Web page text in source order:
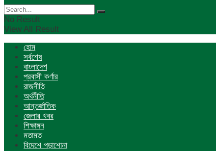
No Result
View All Result
হোম
সর্বশেষ
বাংলাদেশ
প্রবাসী কর্ণার
রাজনীতি
অর্থনীতি
আন্তর্জাতিক
জেলার খবর
শিক্ষাঙ্গন
মতামত
বিদেশে পড়াশোনা